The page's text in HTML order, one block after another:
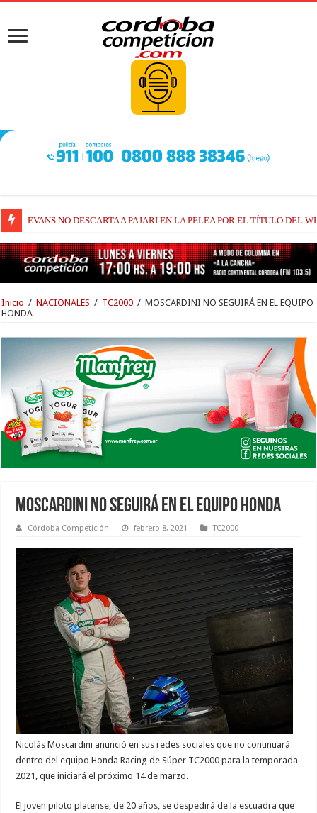
EVANS NO DESCARTA A PAJARI EN LA PELEA POR EL TÍTULO DEL
RAÚL FERNÁNDEZ Y TRACKHOUSE, A CONTINUIDAD
Inicio / NACIONALES / TC2000 / MOSCARDINI NO SEGUIRÁ EN EL EQUIPO
HONDA
MOSCARDINI NO SEGUIRÁ EN EL EQUIPO HONDA
Córdoba Competición febrero 8, 2021 TC2000
Nicolás Moscardini anunció en sus redes sociales que no continuará
dentro del equipo Honda Racing de Súper TC2000 para la temporada
2021, que iniciará el próximo 14 de marzo.
El joven piloto platense, de 20 años, se despedirá de la escuadra que